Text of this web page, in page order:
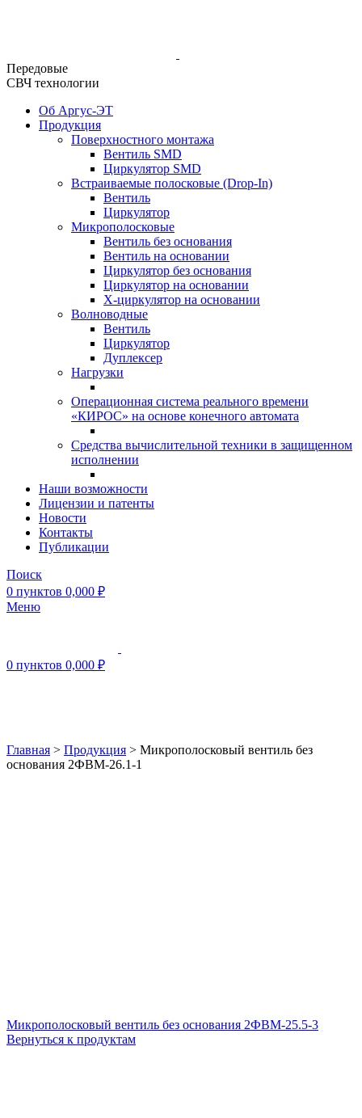
Передовые
СВЧ технологии
Об Аргус-ЭТ
Продукция
Поверхностного монтажа
Вентиль SMD
Циркулятор SMD
Встраиваемые полосковые (Drop-In)
Вентиль
Циркулятор
Микрополосковые
Вентиль без основания
Вентиль на основании
Циркулятор без основания
Циркулятор на основании
Х-циркулятор на основании
Волноводные
Вентиль
Циркулятор
Дуплексер
Нагрузки
Операционная система реального времени
«КИРОС» на основе конечного автомата
Средства вычислительной техники в защищенном
исполнении
Наши возможности
Лицензии и патенты
Новости
Контакты
Публикации
Поиск
0 пунктов 0,000 ₽
Меню
0 пунктов 0,000 ₽
Главная > Продукция > Микрополосковый вентиль без
основания 2ФВМ-26.1-1
Микрополосковый вентиль без основания 2ФВМ-25.5-3
Вернуться к продуктам